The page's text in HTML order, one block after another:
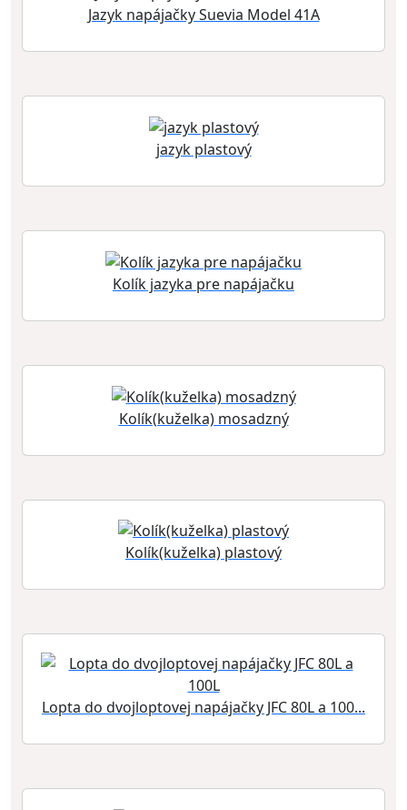
Jazyk napájačky Suevia Model 41A
jazyk plastový
Kolík jazyka pre napájačku
Kolík(kuželka) mosadzný
Kolík(kuželka) plastový
Lopta do dvojloptovej napájačky JFC 80L a 100...